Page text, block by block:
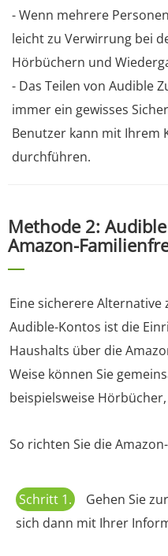
- Wenn mehrere
leicht zu Verwirrung bei
Hörbüchern und
- Das Teilen von Audible
immer ein gewisses
Benutzer kann mit Ihrem
durchführen.
Methode 2:
Amazon-
Eine sicherere Alternative
Audible-Kontos ist die
Haushalts über die
Weise können Sie
beispielsweise
So richten Sie die
Schritt 1.
Gehen Sie
sich dann mit Ihrer